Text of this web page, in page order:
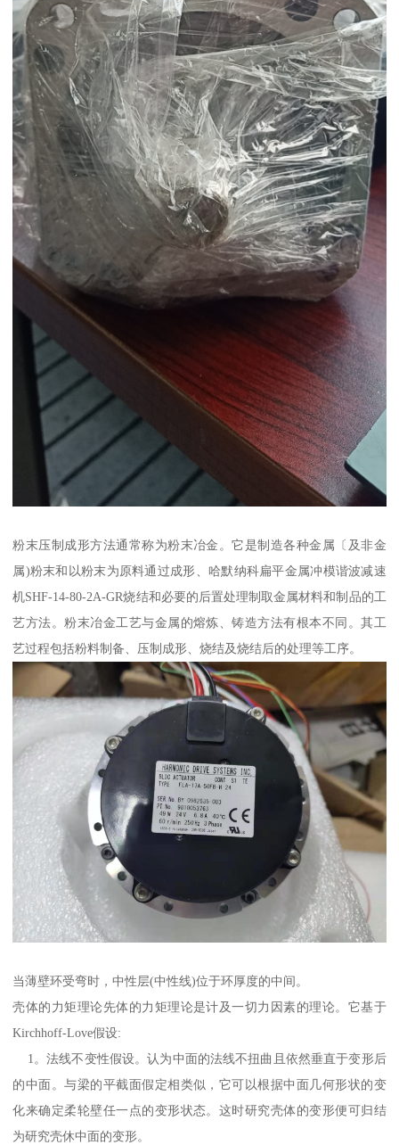
粉末压制成形方法通常称为粉末冶金。它是制造各种金属〔及非金
属)粉末和以粉末为原料通过成形、哈默纳科扁平金属冲模谐波减速
机SHF-14-80-2A-GR烧结和必要的后置处理制取金属材料和制品的工
艺方法。粉末冶金工艺与金属的熔炼、铸造方法有根本不同。其工
艺过程包括粉料制备、压制成形、烧结及烧结后的处理等工序。
当薄壁环受弯时，中性层(中性线)位于环厚度的中间。
壳体的力矩理论先体的力矩理论是计及一切力因素的理论。它基于
Kirchhoff-Love假设:
1。法线不变性假设。认为中面的法线不扭曲且依然垂直于变形后
的中面。与梁的平截面假定相类似，它可以根据中面几何形状的变
化来确定柔轮壁任一点的变形状态。这时研究壳体的变形便可归结
为研究壳休中面的变形。